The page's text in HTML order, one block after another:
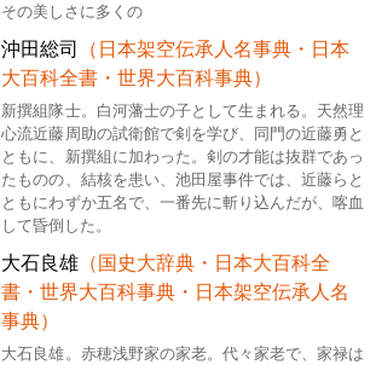
その美しさに多くの
沖田総司
（日本架空伝承人名事典・日本
大百科全書・世界大百科事典）
新撰組隊士。白河藩士の子として生まれる。天然理
心流近藤周助の試衛館で剣を学び、同門の近藤勇と
ともに、新撰組に加わった。剣の才能は抜群であっ
たものの、結核を患い、池田屋事件では、近藤らと
ともにわずか五名で、一番先に斬り込んだが、喀血
して昏倒した。
大石良雄 （国史大辞典・日本大百科全
書・世界大百科事典・日本架空伝承人名
事典）
大石良雄。赤穂浅野家の家老。代々家老で、家禄は